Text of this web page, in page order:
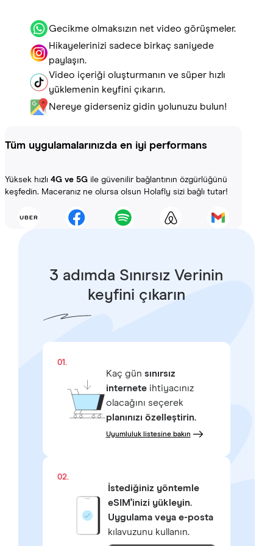
Gecikme olmaksızın net video görüşmeler.
Hikayelerinizi sadece birkaç saniyede
paylaşın.
Video içeriği oluşturmanın ve süper hızlı
yüklemenin keyfini çıkarın.
Nereye giderseniz gidin yolunuzu bulun!
Tüm uygulamalarınızda en iyi performans
Yüksek hızlı 4G ve 5G ile güvenilir bağlantının özgürlüğünü
keşfedin. Maceranız ne olursa olsun Holafly sizi bağlı tutar!
3 adımda Sınırsız Verinin
keyfini çıkarın
01.
Kaç gün sınırsız
interneteihtiyacınız
olacağını seçerek
planınızı özelleştirin.
Uyumluluk listesine bakın
02.
İstediğiniz yöntemle
eSIM'inizi yükleyin.
Uygulama veya e-posta
kılavuzunu kullanın.